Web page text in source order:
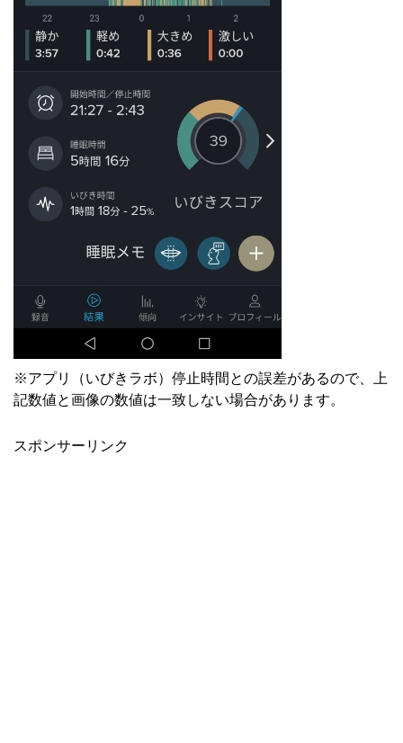
※アプリ（いびきラボ）停止時間との誤差があるので、上
記数値と画像の数値は一致しない場合があります。
スポンサーリンク